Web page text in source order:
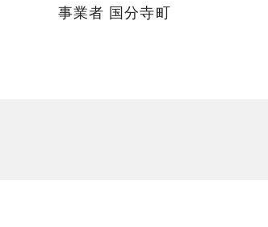
事業者 国分寺町